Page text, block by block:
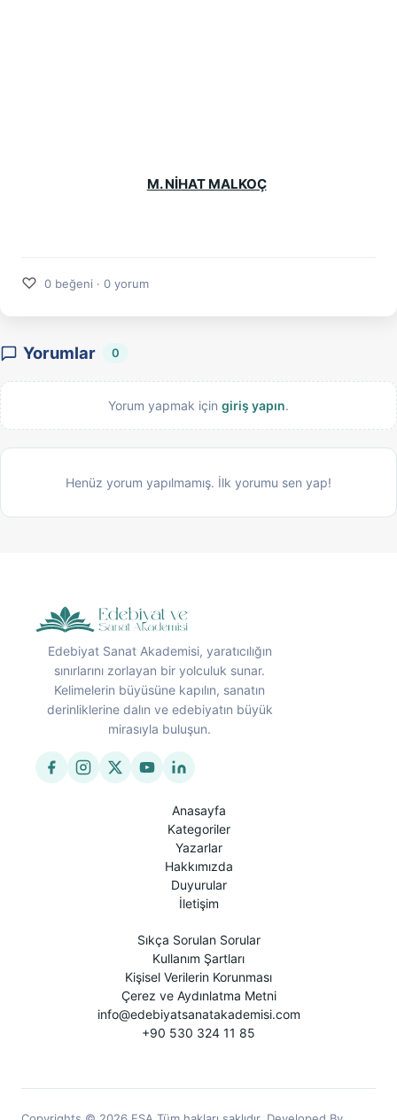
M. NİHAT MALKOÇ
♡ 0 beğeni · 0 yorum
Yorumlar 0
Yorum yapmak için giriş yapın.
Henüz yorum yapılmamış. İlk yorumu sen yap!
Edebiyat Sanat Akademisi, yaratıcılığın
sınırlarını zorlayan bir yolculuk sunar.
Kelimelerin büyüsüne kapılın, sanatın
derinliklerine dalın ve edebiyatın büyük
mirasıyla buluşun.
Anasayfa
Kategoriler
Yazarlar
Hakkımızda
Duyurular
İletişim
Sıkça Sorulan Sorular
Kullanım Şartları
Kişisel Verilerin Korunması
Çerez ve Aydınlatma Metni
info@edebiyatsanatakademisi.com
+90 530 324 11 85